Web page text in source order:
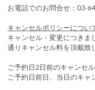
お電話でのお問合せ：03-
キャンセルポリシーについ
キャンセル・変更につきま
通りキャンセル料を頂戴致
ご予約日2日前のキャンセ
ご予約日前日、当日のキャ